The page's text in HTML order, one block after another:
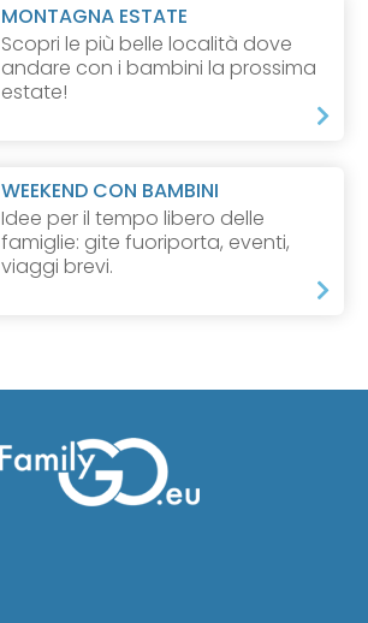
MONTAGNA ESTATE
Scopri le più belle località dove
andare con i bambini la prossima
estate!
WEEKEND CON BAMBINI
Idee per il tempo libero delle
famiglie: gite fuoriporta, eventi,
viaggi brevi.